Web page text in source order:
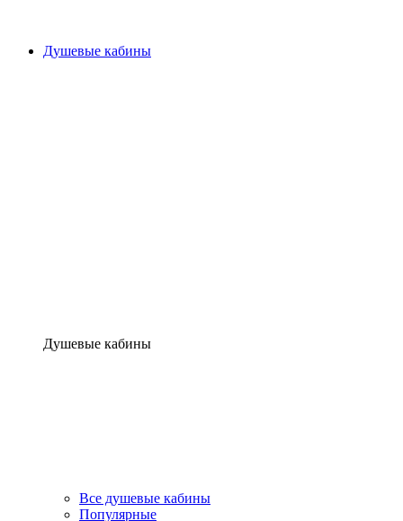
Душевые кабины
Душевые кабины
Все душевые кабины
Популярные